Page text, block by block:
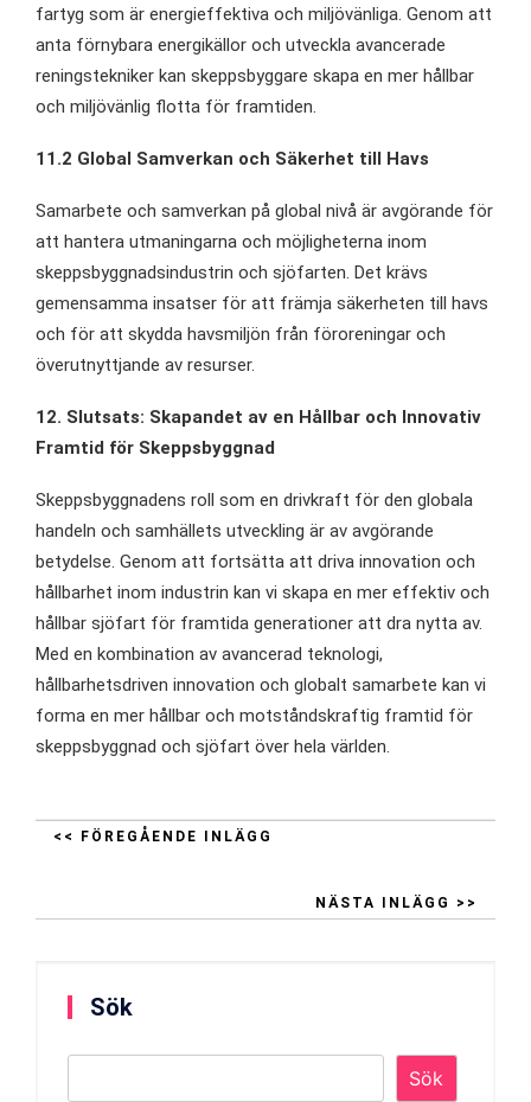
fartyg som är energieffektiva och miljövänliga. Genom att
anta förnybara energikällor och utveckla avancerade
reningstekniker kan skeppsbyggare skapa en mer hållbar
och miljövänlig flotta för framtiden.
11.2 Global Samverkan och Säkerhet till Havs
Samarbete och samverkan på global nivå är avgörande för
att hantera utmaningarna och möjligheterna inom
skeppsbyggnadsindustrin och sjöfarten. Det krävs
gemensamma insatser för att främja säkerheten till havs
och för att skydda havsmiljön från föroreningar och
överutnyttjande av resurser.
12. Slutsats: Skapandet av en Hållbar och Innovativ
Framtid för Skeppsbyggnad
Skeppsbyggnadens roll som en drivkraft för den globala
handeln och samhällets utveckling är av avgörande
betydelse. Genom att fortsätta att driva innovation och
hållbarhet inom industrin kan vi skapa en mer effektiv och
hållbar sjöfart för framtida generationer att dra nytta av.
Med en kombination av avancerad teknologi,
hållbarhetsdriven innovation och globalt samarbete kan vi
forma en mer hållbar och motståndskraftig framtid för
skeppsbyggnad och sjöfart över hela världen.
<< FÖREGÅENDE INLÄGG
NÄSTA INLÄGG >>
Sök
Sök